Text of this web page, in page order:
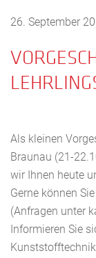
26. September
Als kleinen
Braunau (21-
wir Ihnen heute
Gerne können
(Anfragen unter
Informieren Sie